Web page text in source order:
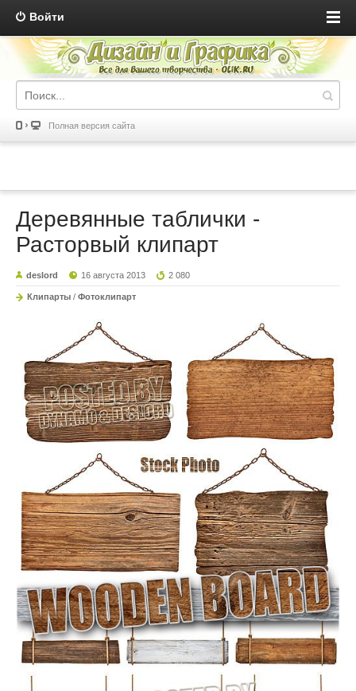
Войти
Полная версия сайта
Деревянные таблички -
Расторвый клипарт
deslord 16 августа 2013 2 080
Клипарты / Фотоклипарт